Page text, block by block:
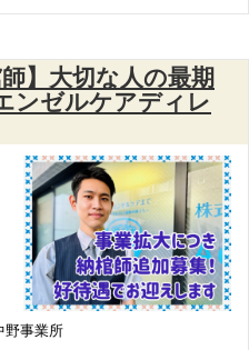
】大切な人の最期
ンゼルケアディレ
野事業所